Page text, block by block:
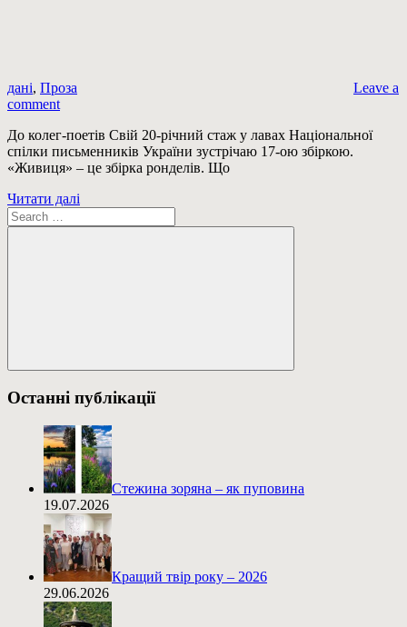
дані, Проза
Leave a
comment
До колег-поетів Свій 20-річний стаж у лавах Національної
спілки письменників України зустрічаю 17-ою збіркою.
«Живиця» – це збірка ронделів. Що
Читати далі
Пошук:
Пошук
Останні публікації
Стежина зоряна – як пуповина
19.07.2026
Кращий твір року – 2026
29.06.2026